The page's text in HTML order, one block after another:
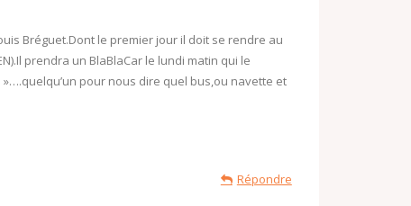
Bréguet.Dont le premier jour il doit se rendre au
prendra un BlaBlaCar le lundi matin qui le
pour nous dire quel bus,ou navette et
Répondre